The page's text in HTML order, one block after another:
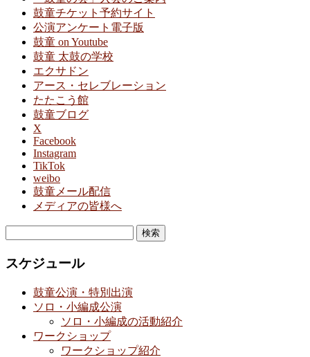
鼓童チケット予約サイト
公演アンケート電子版
鼓童 on Youtube
鼓童 太鼓の学校
エクサドン
アース・セレブレーション
たたこう館
鼓童ブログ
X
Facebook
Instagram
TikTok
weibo
鼓童メール配信
メディアの皆様へ
スケジュール
鼓童公演・特別出演
ソロ・小編成公演
ソロ・小編成の活動紹介
ワークショップ
ワークショップ紹介